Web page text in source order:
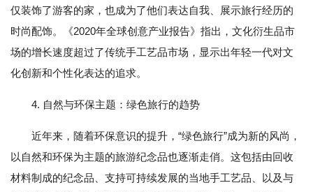
仅装饰了游客的家，也成为了他们表达自我、展示旅行经历的
时尚配饰。《2020年全球创意产业报告》指出，文化衍生品市
场的增长速度超过了传统手工艺品市场，显示出年轻一代对文
化创新和个性化表达的追求。
4. 自然与环保主题：绿色旅行的趋势
近年来，随着环保意识的提升，“绿色旅行”成为新的风尚，
以自然和环保为主题的旅游纪念品也逐渐走俏。这包括由回收
材料制成的纪念品、支持可持续发展的当地手工艺品、以及与